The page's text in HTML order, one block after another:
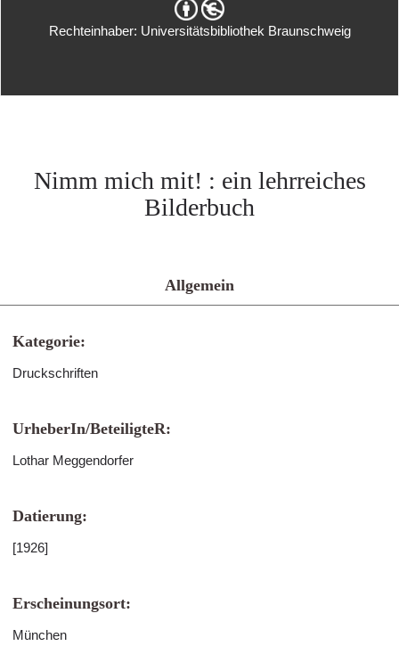
Rechteinhaber: Universitätsbibliothek Braunschweig
Nimm mich mit! : ein lehrreiches
Bilderbuch
Allgemein
Kategorie:
Druckschriften
UrheberIn/BeteiligteR:
Lothar Meggendorfer
Datierung:
[1926]
Erscheinungsort:
München